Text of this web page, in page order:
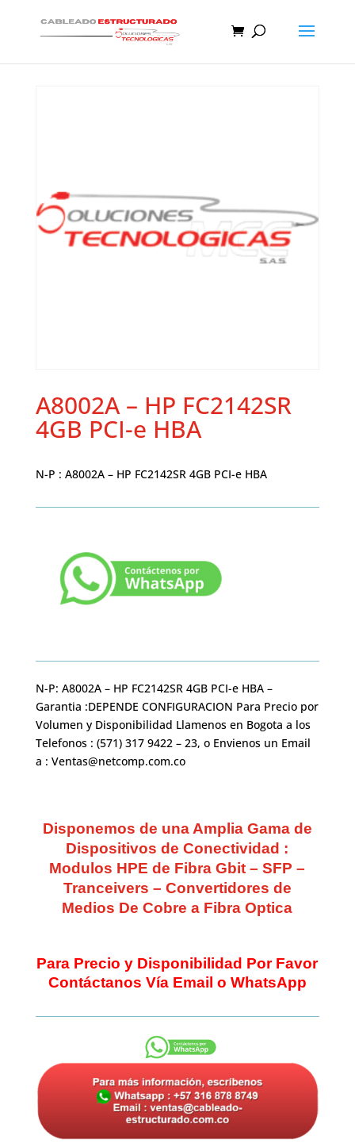
A8002A – HP FC2142SR
4GB PCI-e HBA
N-P : A8002A – HP FC2142SR 4GB PCI-e HBA
N-P: A8002A – HP FC2142SR 4GB PCI-e HBA –
Garantia :DEPENDE CONFIGURACION Para Precio por
Volumen y Disponibilidad Llamenos en Bogota a los
Telefonos : (571) 317 9422 – 23, o Envienos un Email
a : Ventas@netcomp.com.co
Disponemos de una Amplia Gama de
Dispositivos de Conectividad :
Modulos HPE de Fibra Gbit – SFP –
Tranceivers – Convertidores de
Medios De Cobre a Fibra Optica
Para Precio y Disponibilidad Por Favor
Contáctanos Vía Email o WhatsApp